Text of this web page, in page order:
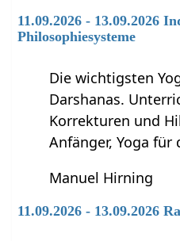
11.09.2026 - 13.09.2026
Philosophiesysteme
Die wichtigsten
Darshanas.
Korrekturen und
Anfänger, Yoga für
Manuel Hirning
11.09.2026 - 13.09.2026